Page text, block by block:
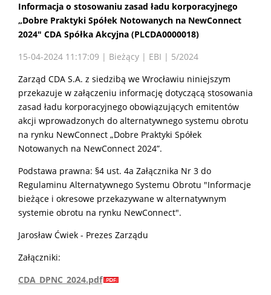
Informacja o stosowaniu zasad ładu korporacyjnego
„Dobre Praktyki Spółek Notowanych na NewConnect
2024" CDA Spółka Akcyjna (PLCDA0000018)
15-04-2024 11:17:09 | Bieżący | EBI | 5/2024
Zarząd CDA S.A. z siedzibą we Wrocławiu niniejszym
przekazuje w załączeniu informację dotyczącą stosowania
zasad ładu korporacyjnego obowiązujących emitentów
akcji wprowadzonych do alternatywnego systemu obrotu
na rynku NewConnect „Dobre Praktyki Spółek
Notowanych na NewConnect 2024”.
Podstawa prawna: §4 ust. 4a Załącznika Nr 3 do
Regulaminu Alternatywnego Systemu Obrotu "Informacje
bieżące i okresowe przekazywane w alternatywnym
systemie obrotu na rynku NewConnect".
Jarosław Ćwiek - Prezes Zarządu
Załączniki:
CDA_DPNC_2024.pdf